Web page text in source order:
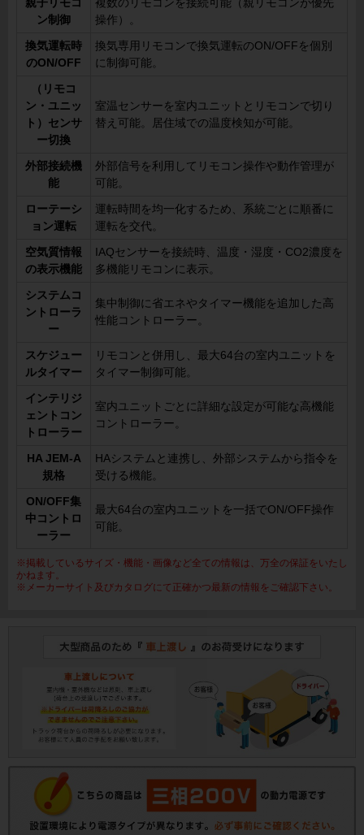
親子リモコ
ン制御
複数のリモコンを接続可能（親リモコンが優先
操作）。
換気運転時
のON/OFF
換気専用リモコンで換気運転のON/OFFを個別
に制御可能。
（リモコ
ン・ユニッ
ト）センサ
ー切換
室温センサーを室内ユニットとリモコンで切り
替え可能。居住域での温度検知が可能。
外部接続機
能
外部信号を利用してリモコン操作や動作管理が
可能。
ローテーシ
ョン運転
運転時間を均一化するため、系統ごとに順番に
運転を交代。
空気質情報
の表示機能
IAQセンサーを接続時、温度・湿度・CO2濃度を
多機能リモコンに表示。
システムコ
ントローラ
ー
集中制御に省エネやタイマー機能を追加した高
性能コントローラー。
スケジュー
ルタイマー
リモコンと併用し、最大64台の室内ユニットを
タイマー制御可能。
インテリジ
ェントコン
トローラー
室内ユニットごとに詳細な設定が可能な高機能
コントローラー。
HA JEM-A
規格
HAシステムと連携し、外部システムから指令を
受ける機能。
ON/OFF集
中コントロ
ーラー
最大64台の室内ユニットを一括でON/OFF操作
可能。
※掲載しているサイズ・機能・画像など全ての情報は、万全の保証をいたし
かねます。
※メーカーサイト及びカタログにて正確かつ最新の情報をご確認下さい。